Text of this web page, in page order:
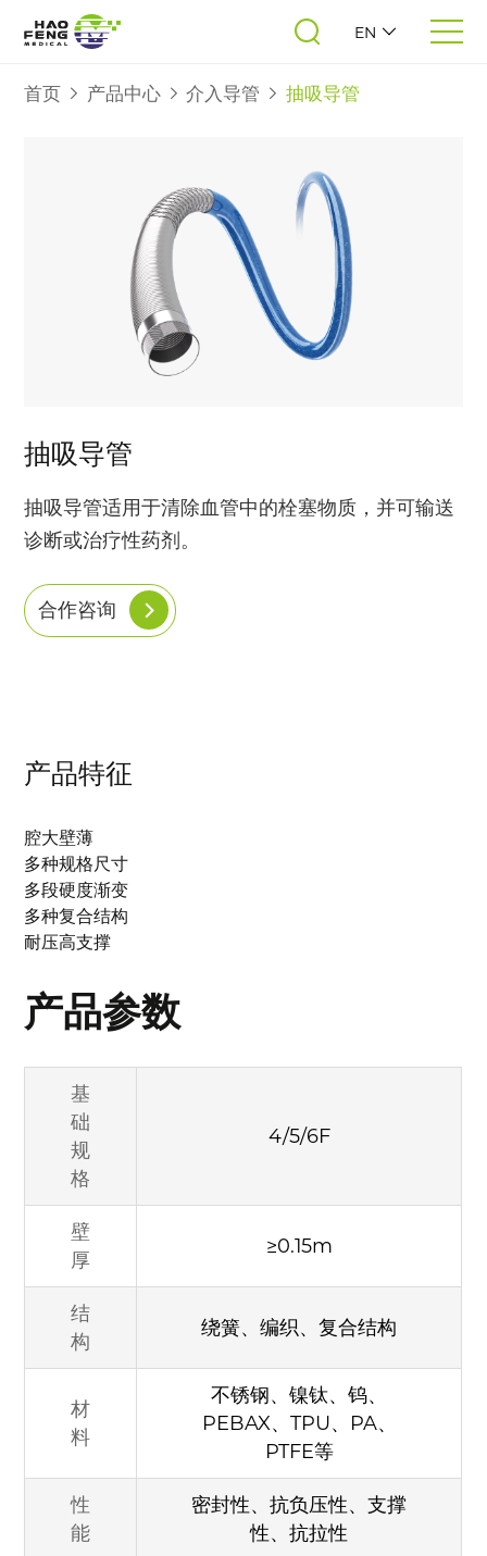
EN
首页 产品中心 介入导管 抽吸导管
抽吸导管
抽吸导管适用于清除血管中的栓塞物质，并可输送
诊断或治疗性药剂。
合作咨询
产品特征
腔大壁薄
多种规格尺寸
多段硬度渐变
多种复合结构
耐压高支撑
产品参数
基
础
规
格
4/5/6F
壁
厚
≥0.15m
结
构
绕簧、编织、复合结构
材
料
不锈钢、镍钛、钨、
PEBAX、TPU、PA、
PTFE等
性
能
密封性、抗负压性、支撑
性、抗拉性